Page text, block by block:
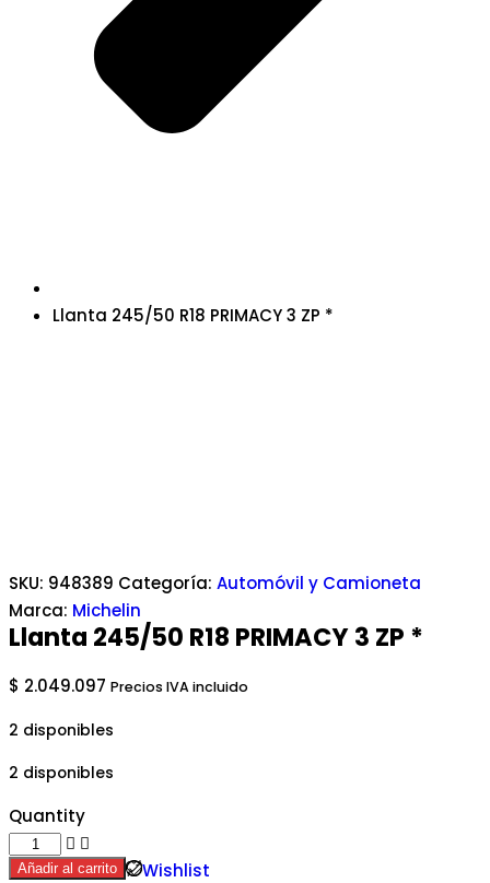
Llanta 245/50 R18 PRIMACY 3 ZP *
SKU: 948389 Categoría: Automóvil y Camioneta
Marca: Michelin
Llanta 245/50 R18 PRIMACY 3 ZP *
$ 2.049.097 Precios IVA incluido
2 disponibles
2 disponibles
Quantity
Wishlist
Añadir al carrito